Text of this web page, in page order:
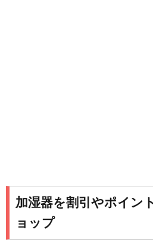
加湿器を割引やポイン
ョップ